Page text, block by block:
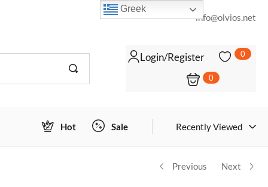
info@olvios.net
Login/Register 0
0
Hot Sale Recently Viewed
Previous Next
Login to view prices ΠΡΟΣΘΉΚΗ ΣΤΟ ΚΑΛΆΘΙ
Greek